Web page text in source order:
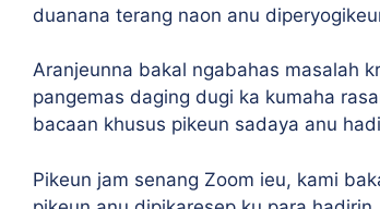
duanana terang naon anu
Aranjeunna bakal ngabahas masalah
pangemas daging dugi ka kumaha
bacaan khusus pikeun sadaya anu
Pikeun jam senang Zoom ieu, kami